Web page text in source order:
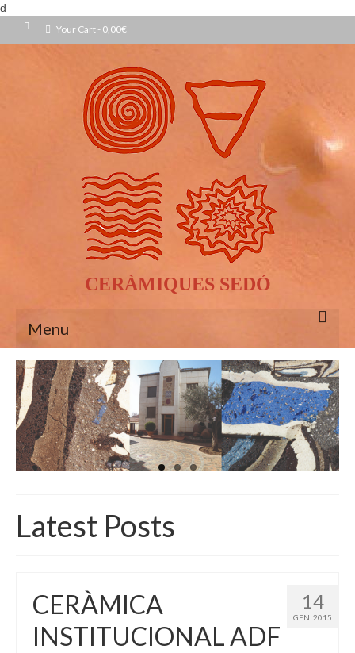
d
Your Cart - 0,00€
CERÀMIQUES SEDÓ
Menu
INICI
QUI SOM
GALERIA D’IMATGES
ACTUALITAT
CONTACTE
Latest Posts
14
GEN. 2015
CERÀMICA
INSTITUCIONAL ADF